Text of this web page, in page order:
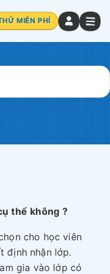
MIỄN PHÍ
thể không ?
cho học viên
định nhận lớp.
gia vào lớp có